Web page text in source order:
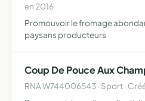
en 2016
Promouvoir le fromage
paysans producteurs
Coup De Pouce Aux
RNA W744006543 · Sport ·